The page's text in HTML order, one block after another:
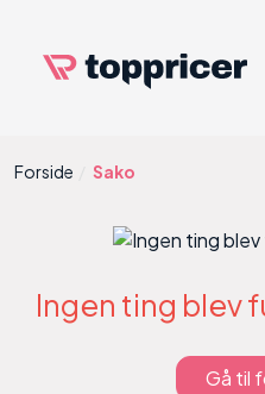
Forside Sako
Ingen ting blev
Gå til